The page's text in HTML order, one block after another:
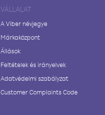
VÁLLALAT
A Viber névjegye
Márkaközpont
Állások
Feltételek és irányelvek
Adatvédelmi szabályzat
Customer Complaints Code